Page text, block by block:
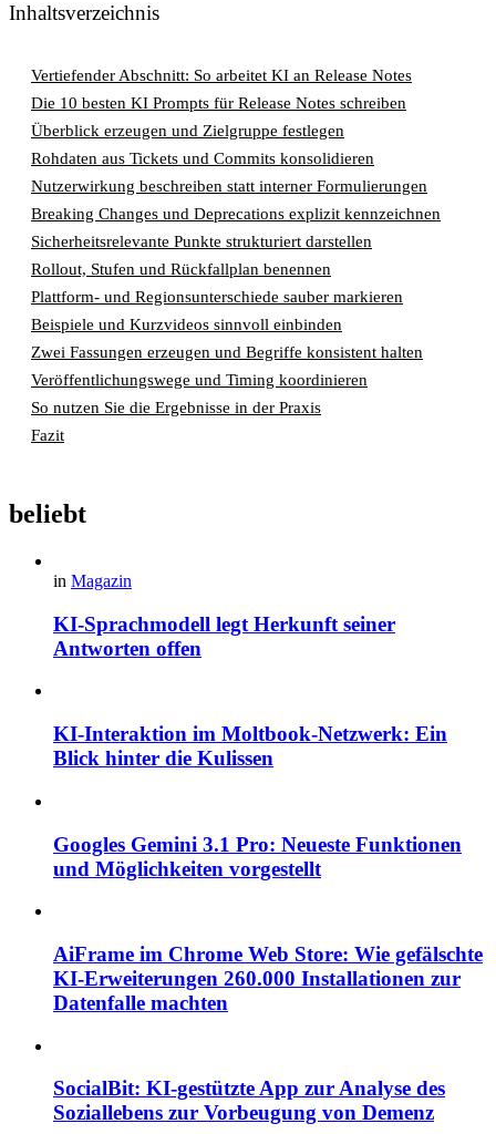
Inhaltsverzeichnis
Vertiefender Abschnitt: So arbeitet KI an Release Notes
Die 10 besten KI Prompts für Release Notes schreiben
Überblick erzeugen und Zielgruppe festlegen
Rohdaten aus Tickets und Commits konsolidieren
Nutzerwirkung beschreiben statt interner Formulierungen
Breaking Changes und Deprecations explizit kennzeichnen
Sicherheitsrelevante Punkte strukturiert darstellen
Rollout, Stufen und Rückfallplan benennen
Plattform- und Regionsunterschiede sauber markieren
Beispiele und Kurzvideos sinnvoll einbinden
Zwei Fassungen erzeugen und Begriffe konsistent halten
Veröffentlichungswege und Timing koordinieren
So nutzen Sie die Ergebnisse in der Praxis
Fazit
beliebt
in Magazin
KI-Sprachmodell legt Herkunft seiner
Antworten offen
KI-Interaktion im Moltbook-Netzwerk: Ein
Blick hinter die Kulissen
Googles Gemini 3.1 Pro: Neueste Funktionen
und Möglichkeiten vorgestellt
AiFrame im Chrome Web Store: Wie gefälschte
KI-Erweiterungen 260.000 Installationen zur
Datenfalle machten
SocialBit: KI-gestützte App zur Analyse des
Soziallebens zur Vorbeugung von Demenz